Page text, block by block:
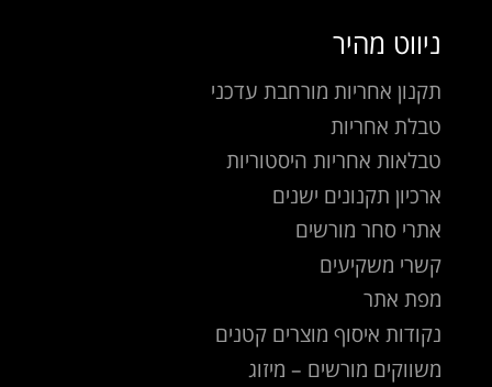
ניווט מהיר
תקנון אחריות מורחבת עדכני
טבלת אחריות
טבלאות אחריות היסטוריות
ארכיון תקנונים ישנים
אתרי סחר מורשים
קשרי משקיעים
מפת אתר
נקודות איסוף מוצרים קטנים
משווקים מורשים – מיזוג